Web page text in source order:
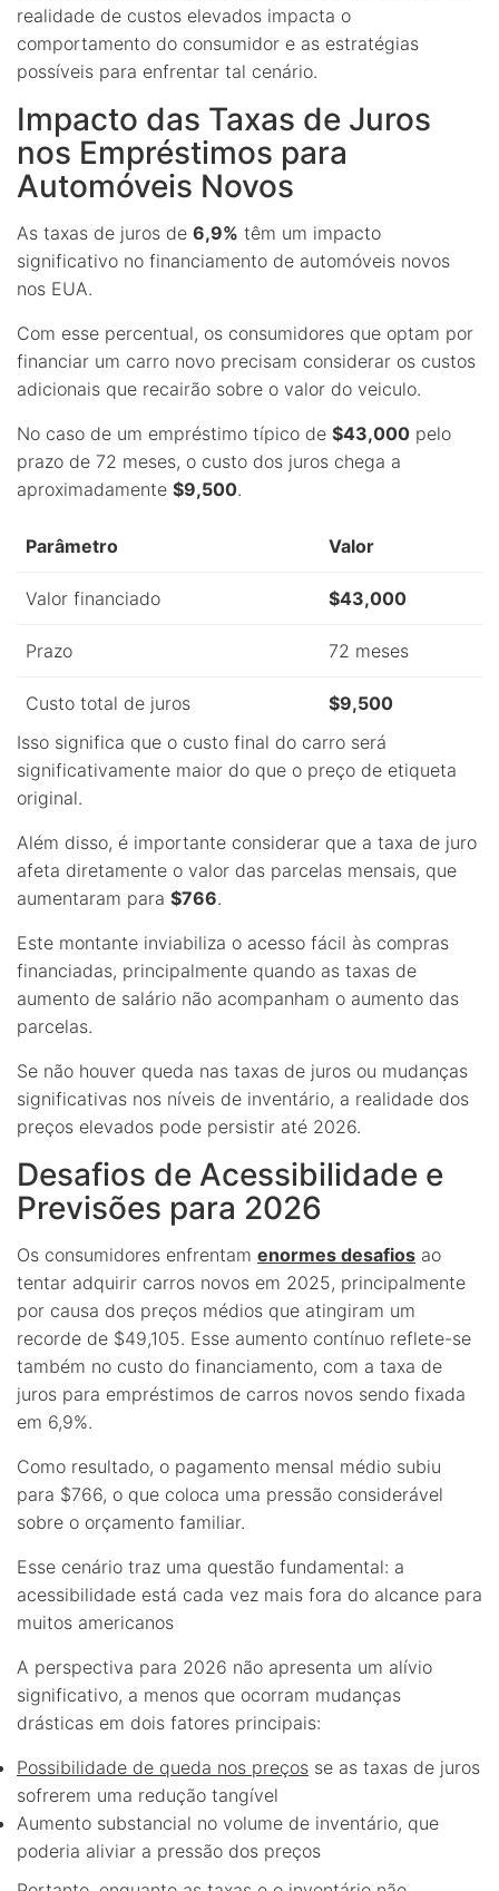
realidade de custos elevados impacta o
comportamento do consumidor e as estratégias
possíveis para enfrentar tal cenário.
Impacto das Taxas de Juros
nos Empréstimos para
Automóveis Novos
As taxas de juros de 6,9% têm um impacto
significativo no financiamento de automóveis novos
nos EUA.
Com esse percentual, os consumidores que optam por
financiar um carro novo precisam considerar os custos
adicionais que recairão sobre o valor do veiculo.
No caso de um empréstimo típico de $43,000 pelo
prazo de 72 meses, o custo dos juros chega a
aproximadamente $9,500.
Parâmetro Valor
Valor financiado $43,000
Prazo 72 meses
Custo total de juros
$9,500
Isso significa que o custo final do carro será
significativamente maior do que o preço de etiqueta
original.
Além disso, é importante considerar que a taxa de juro
afeta diretamente o valor das parcelas mensais, que
aumentaram para $766.
Este montante inviabiliza o acesso fácil às compras
financiadas, principalmente quando as taxas de
aumento de salário não acompanham o aumento das
parcelas.
Se não houver queda nas taxas de juros ou mudanças
significativas nos níveis de inventário, a realidade dos
preços elevados pode persistir até 2026.
Desafios de Acessibilidade e
Previsões para 2026
Os consumidores enfrentam enormes desafios ao
tentar adquirir carros novos em 2025, principalmente
por causa dos preços médios que atingiram um
recorde de $49,105. Esse aumento contínuo reflete-se
também no custo do financiamento, com a taxa de
juros para empréstimos de carros novos sendo fixada
em 6,9%.
Como resultado, o pagamento mensal médio subiu
para $766, o que coloca uma pressão considerável
sobre o orçamento familiar.
Esse cenário traz uma questão fundamental: a
acessibilidade está cada vez mais fora do alcance para
muitos americanos
A perspectiva para 2026 não apresenta um alívio
significativo, a menos que ocorram mudanças
drásticas em dois fatores principais:
Possibilidade de queda nos preços se as taxas de juros
sofrerem uma redução tangível
Aumento substancial no volume de inventário, que
poderia aliviar a pressão dos preços